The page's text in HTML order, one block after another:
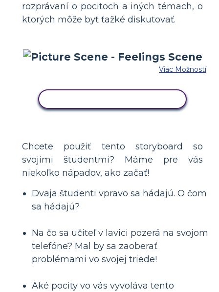
rozprávaní o pocitoch a iných témach, o
ktorých môže byť ťažké diskutovať.
Viac Možností
Chcete použiť tento storyboard so
svojimi študentmi? Máme pre vás
niekoľko nápadov, ako začať!
Dvaja študenti vpravo sa hádajú. O čom
sa hádajú?
Na čo sa učiteľ v lavici pozerá na svojom
telefóne? Mal by sa zaoberať
problémami vo svojej triede!
Aké pocity vo vás vyvoláva tento